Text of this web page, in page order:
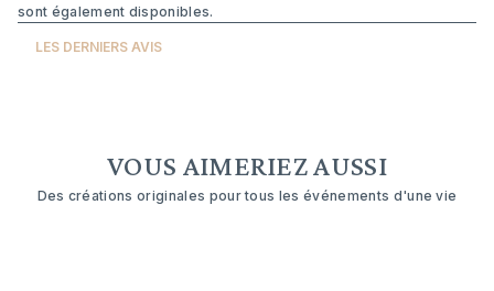
sont également disponibles.
LES DERNIERS AVIS
VOUS AIMERIEZ AUSSI
Des créations originales pour tous les événements d'une vie